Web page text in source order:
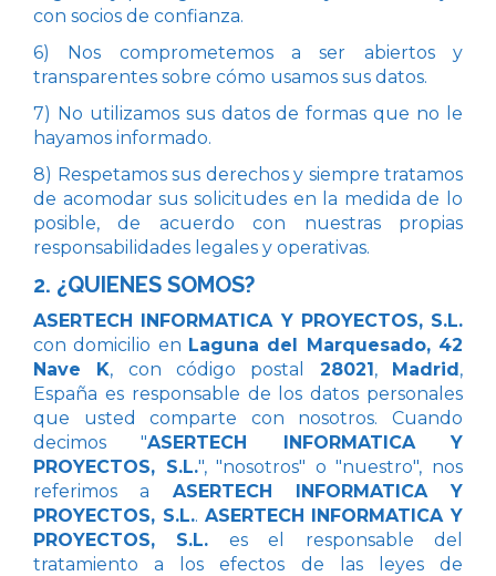
con socios de confianza.
6) Nos comprometemos a ser abiertos y
transparentes sobre cómo usamos sus datos.
7) No utilizamos sus datos de formas que no le
hayamos informado.
8) Respetamos sus derechos y siempre tratamos
de acomodar sus solicitudes en la medida de lo
posible, de acuerdo con nuestras propias
responsabilidades legales y operativas.
2. ¿QUIENES SOMOS?
ASERTECH INFORMATICA Y PROYECTOS, S.L.
con domicilio en Laguna del Marquesado, 42
Nave K, con código postal 28021, Madrid,
España es responsable de los datos personales
que usted comparte con nosotros. Cuando
decimos "ASERTECH INFORMATICA Y
PROYECTOS, S.L.", "nosotros" o "nuestro", nos
referimos a ASERTECH INFORMATICA Y
PROYECTOS, S.L.. ASERTECH INFORMATICA Y
PROYECTOS, S.L. es el responsable del
tratamiento a los efectos de las leyes de